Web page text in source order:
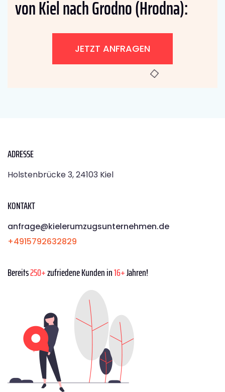
von Kiel nach Grodno (Hrodna):
JETZT ANFRAGEN
ADRESSE
Holstenbrücke 3, 24103 Kiel
KONTAKT
anfrage@kielerumzugsunternehmen.de
+4915792632829
Bereits250+zufriedene Kunden in16+Jahren!